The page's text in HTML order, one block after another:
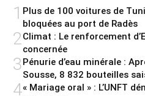
1 Plus de 100 voitures de
bloquées au port de Radès
2Climat : Le renforcement
concernée
3Pénurie d’eau minérale :
Sousse, 8 832 bouteilles
4« Mariage oral » : L’UNFT